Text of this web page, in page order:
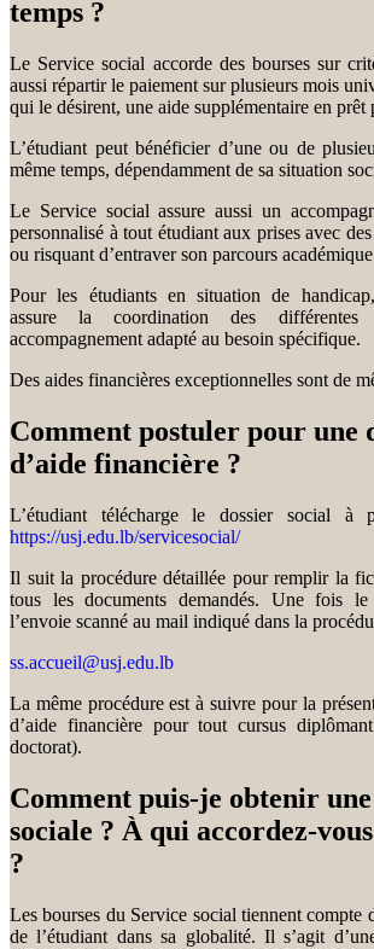
temps ?
Le Service social accorde des bourses sur
aussi répartir le paiement sur plusieurs mois
qui le désirent, une aide supplémentaire en prêt
L’étudiant peut bénéficier d’une ou de
même temps, dépendamment de sa situation
Le Service social assure aussi un
personnalisé à tout étudiant aux prises avec
ou risquant d’entraver son parcours
Pour les étudiants en situation de handicap,
assure la coordination des
accompagnement adapté au besoin spécifique.
Des aides financières exceptionnelles sont de
Comment postuler pour une
d’aide financière ?
L’étudiant télécharge le dossier social
https://usj.edu.lb/servicesocial/
Il suit la procédure détaillée pour remplir la
tous les documents demandés. Une fois
l’envoie scanné au mail indiqué dans la
ss.accueil@usj.edu.lb
La même procédure est à suivre pour la
d’aide financière pour tout cursus
doctorat).
Comment puis-je obtenir
sociale ? À qui accordez-
?
Les bourses du Service social tiennent compte
de l’étudiant dans sa globalité. Il s’agit